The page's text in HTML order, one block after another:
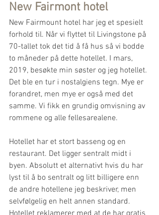
New Fairmont hotel
New Fairmount hotel har jeg et spesielt
forhold til. Når vi flyttet til Livingstone på
70-tallet tok det tid å få hus så vi bodde
to måneder på dette hotellet. I mars,
2019, besøkte min søster og jeg hotellet.
Det ble en tur i nostalgiens tegn. Mye er
forandret, men mye er også med det
samme. Vi fikk en grundig omvisning av
rommene og alle fellesarealene.
Hotellet har et stort basseng og en
restaurant. Det ligger sentralt midt i
byen. Absolutt et alternativt hvis du har
lyst til å bo sentralt og litt billigere enn
de andre hotellene jeg beskriver, men
selvfølgelig en helt annen standard.